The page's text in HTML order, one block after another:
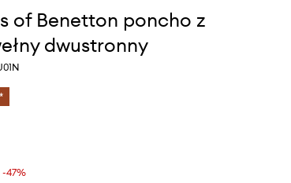
of Benetton poncho z
dwustronny
-47%